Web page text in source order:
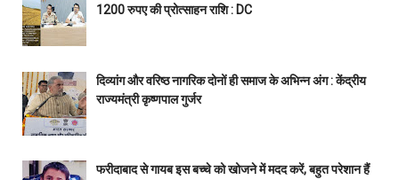
1200 रुपए की प्रोत्साहन राशि : DC
दिव्यांग और वरिष्ठ नागरिक दोनों ही समाज के अभिन्न अंग : केंद्रीय
राज्यमंत्री कृष्णपाल गुर्जर
फरीदाबाद से गायब इस बच्चे को खोजने में मदद करें, बहुत परेशान हैं